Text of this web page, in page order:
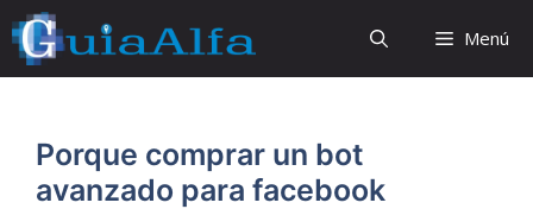
Saltar
al
contenido
Menú
Porque comprar un bot
avanzado para facebook